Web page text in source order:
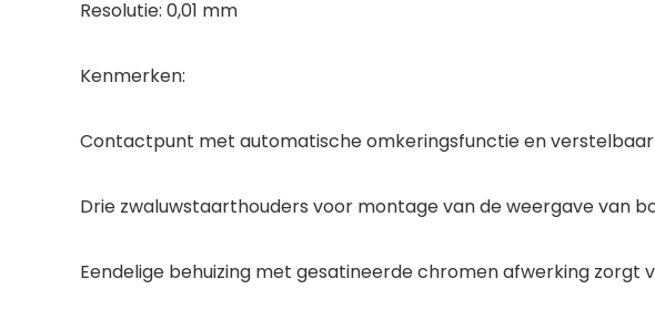
Resolutie: 0,01 mm
Kenmerken:
Contactpunt met automatische omkeringsfunctie en
Drie zwaluwstaarthouders voor montage van de weergave van
Eendelige behuizing met gesatineerde chromen afwerking zorgt